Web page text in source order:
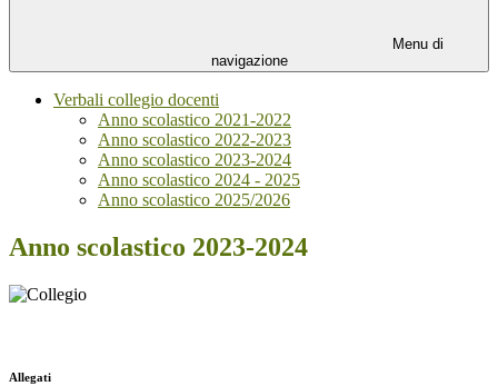
Menu di
navigazione
Verbali collegio docenti
Anno scolastico 2021-2022
Anno scolastico 2022-2023
Anno scolastico 2023-2024
Anno scolastico 2024 - 2025
Anno scolastico 2025/2026
Anno scolastico 2023-2024
Allegati